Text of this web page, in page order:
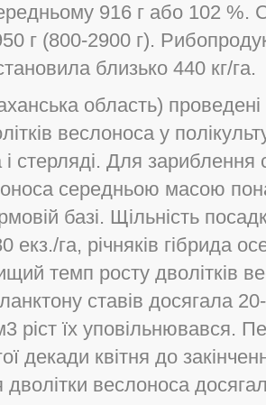
916 г або 102 %.
г (800-2900 г).
близько 440 кг/га.
область)
веслоноса у
стерляді. Для зариблення
середньою масою
базі. Щільність
екз./га, річняків гібрида
темп росту дволітків
ставів досягала
ріст їх уповільнювався.
декади квітня до
веслоноса